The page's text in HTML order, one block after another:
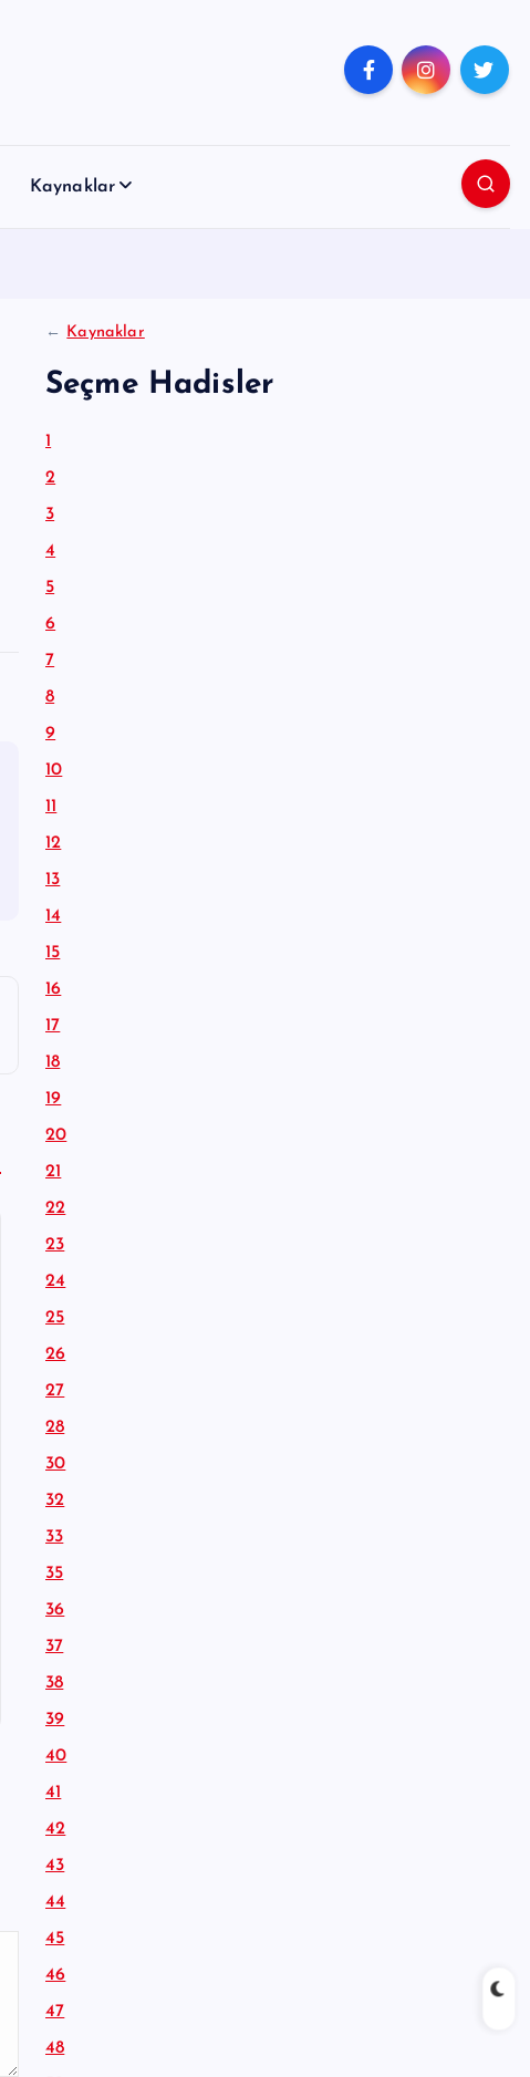
Kaynaklar
← Kaynaklar
Seçme Hadisler
1
2
3
4
5
6
7
8
9
10
11
12
13
14
15
16
17
18
19
20
21
22
23
24
25
26
27
28
30
32
33
35
36
37
38
39
40
41
42
43
44
45
46
47
48